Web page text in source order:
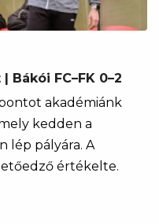
Bákói FC–FK 0–2
akadémiánk
kedden a
lép pályára. A
értékelte.